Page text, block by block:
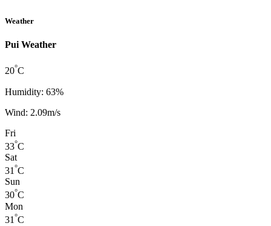
Weather
Pui Weather
20°C
Humidity: 63%
Wind: 2.09m/s
Fri
33°C
Sat
31 °C
Sun
30°C
Mon
31 °C